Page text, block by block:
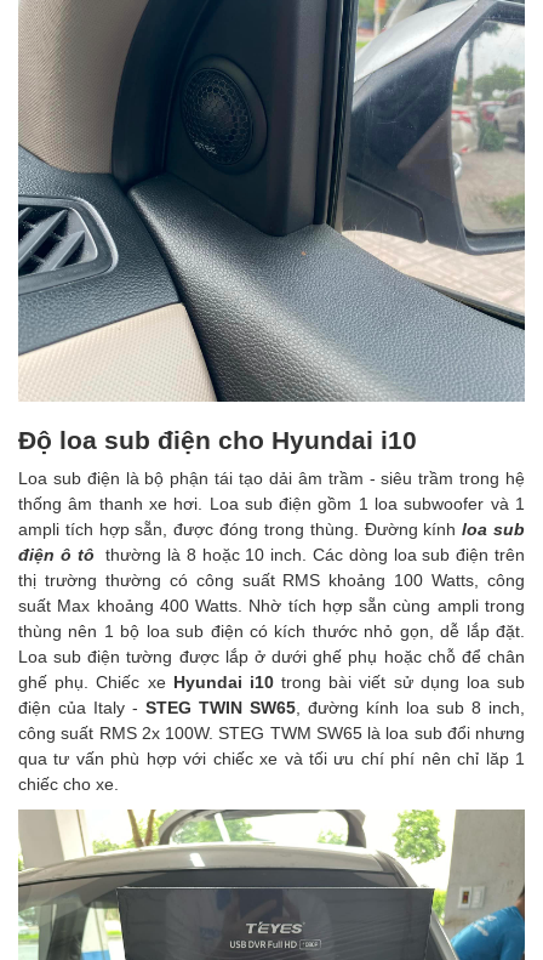
Độ loa sub điện cho Hyundai i10
Loa sub điện là bộ phận tái tạo dải âm trầm - siêu trầm trong hệ
thống âm thanh xe hơi. Loa sub điện gồm 1 loa subwoofer và 1
ampli tích hợp sẵn, được đóng trong thùng. Đường kínhloa sub
điện ô tô thường là 8 hoặc 10 inch. Các dòng loa sub điện trên
thị trường thường có công suất RMS khoảng 100 Watts, công
suất Max khoảng 400 Watts. Nhờ tích hợp sẵn cùng ampli trong
thùng nên 1 bộ loa sub điện có kích thước nhỏ gọn, dễ lắp đặt.
Loa sub điện tường được lắp ở dưới ghế phụ hoặc chỗ để chân
ghế phụ. Chiếc xe Hyundai i10trong bài viết sử dụng loa sub
điện của Italy - STEG TWIN SW65, đường kính loa sub 8 inch,
công suất RMS 2x 100W. STEG TWM SW65 là loa sub đổi nhưng
qua tư vấn phù hợp với chiếc xe và tối ưu chí phí nên chỉ lăp 1
chiếc cho xe.